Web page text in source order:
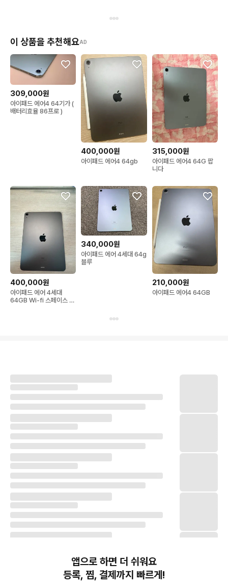
이 상품을 추천해요AD
309,000원
아이패드 에어4 64기가 (
배터리효율 86프로 )
400,000원
아이패드 에어4 64gb
315,000원
아이패드 에어4 64G 팝
니다
400,000원
아이패드 에어 4세대
64GB Wi-fi 스페이스 그
340,000원
아이패드 에어 4세대 64g
블루
210,000원
아이패드 에어4 64GB
앱으로 하면 더 쉬워요
등록, 찜, 결제까지 빠르게!